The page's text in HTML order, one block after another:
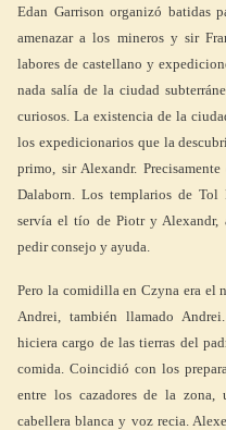
Edan Garrison organizó batidas
amenazar a los mineros y sir
labores de castellano y
nada salía de la ciudad
curiosos. La existencia de la
los expedicionarios que la
primo, sir Alexandr.
Dalaborn. Los templarios de
servía el tío de Piotr y Alexandr,
pedir consejo y ayuda.
Pero la comidilla en Czyna era el
Andrei, también llamado
hiciera cargo de las tierras del
comida. Coincidió con los
entre los cazadores de la zona,
cabellera blanca y voz recia.